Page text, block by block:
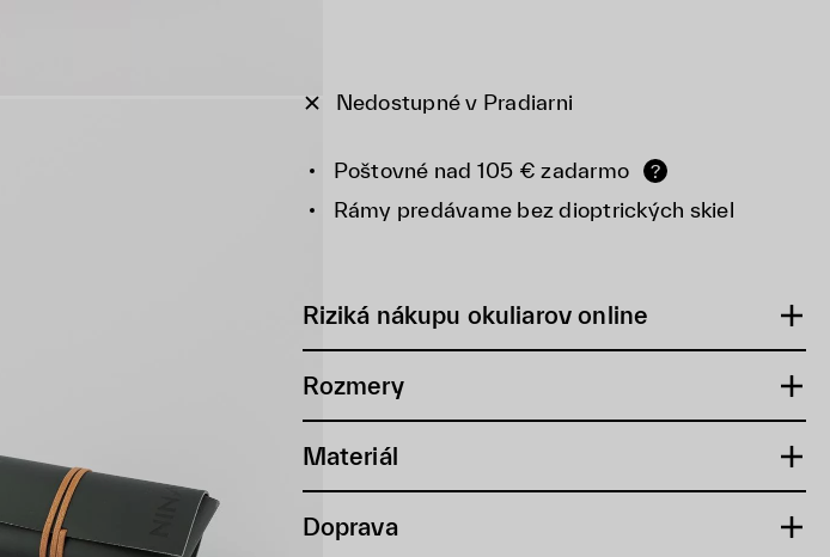
Nedostupné v Pradiarni
Poštovné nad 105 € zadarmo ?
Rámy predávame bez dioptrických skiel
Riziká nákupu okuliarov online
Rozmery
Materiál
Doprava